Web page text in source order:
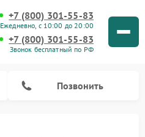
+7 (800) 301-55-83
Ежедневно, с 10:00 до 20:00
+7 (800) 301-55-83
Звонок бесплатный по РФ
Позвонить